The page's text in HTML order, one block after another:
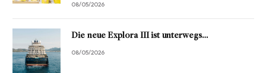
08/05/2026
Die neue Explora III ist unterwegs…
08/05/2026